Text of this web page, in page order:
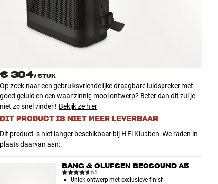
Accessoires
INSPIRATIE
NIEUW
AANBIEDINGEN
Winkels
Klantenservice
€ 384/ STUK
Op zoek naar een gebruiksvriendelijke draagbare luidspreker met
goed geluid en een waanzinnig mooi ontwerp? Beter dan dit zul je
niet zo snel vinden! Bekijk ze hier
DIT PRODUCT IS NIET MEER LEVERBAAR
Dit product is niet langer beschikbaar bij HiFi Klubben. We raden in
plaats daarvan aan:
BANG & OLUFSEN BEOSOUND A5
66
Uniek ontwerp met exclusieve finish